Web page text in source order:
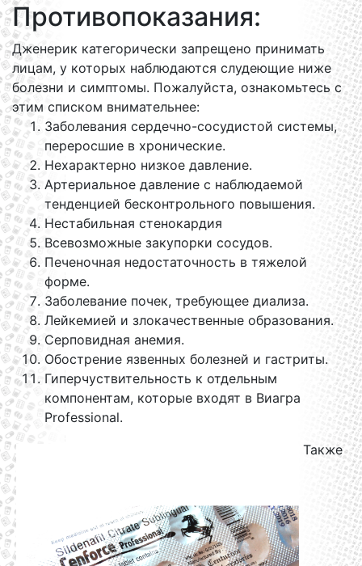
Противопоказания:
Дженерик категорически запрещено принимать
лицам, у которых наблюдаются слудеющие ниже
болезни и симптомы. Пожалуйста, ознакомьтесь с
этим списком внимательнее:
Заболевания сердечно-сосудистой системы,
переросшие в хронические.
Нехарактерно низкое давление.
Артериальное давление с наблюдаемой
тенденцией бесконтрольного повышения.
Нестабильная стенокардия
Всевозможные закупорки сосудов.
Печеночная недостаточность в тяжелой
форме.
Заболевание почек, требующее диализа.
Лейкемией и злокачественные образования.
Серповидная анемия.
Обострение язвенных болезней и гастриты.
Гиперчуствительность к отдельным
компонентам, которые входят в Виагра
Professional.
Также